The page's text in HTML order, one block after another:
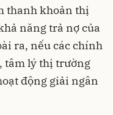
thanh khoản thị
năng trả nợ của
ra, nếu các chính
tâm lý thị trường
động giải ngân